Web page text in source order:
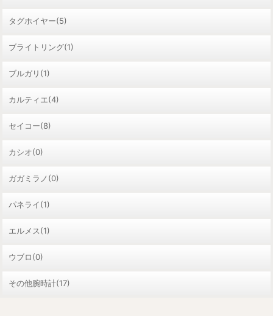
タグホイヤー(5)
ブライトリング(1)
ブルガリ(1)
カルティエ(4)
セイコー(8)
カシオ(0)
ガガミラノ(0)
パネライ(1)
エルメス(1)
ウブロ(0)
その他腕時計(17)